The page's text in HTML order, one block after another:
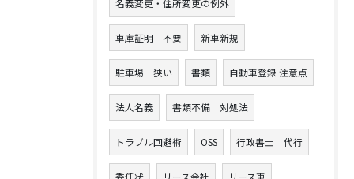
名義変更・住所変更の例外
車庫証明 不要 新車新規
駐車場 狭い 書類 自動車登録 注意点
法人名義 書類不備 対処法
トラブル回避術 OSS 行政書士 代行